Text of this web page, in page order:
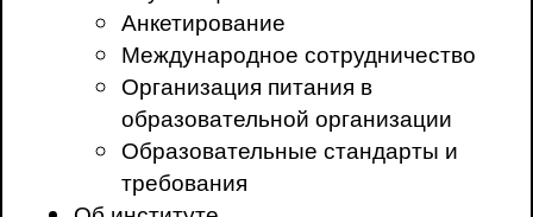
Анкетирование
Международное сотрудничество
Организация питания в
образовательной организации
Образовательные стандарты и
требования